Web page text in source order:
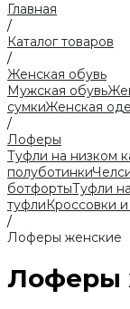
Главная
/
Каталог товаров
/
Женская обувь
Мужская обувь
сумкиЖенская
/
Лоферы
Туфли на низком
полуботинки
ботфортыТуфли
туфлиКроссовки
/
Лоферы женские
Лоферы